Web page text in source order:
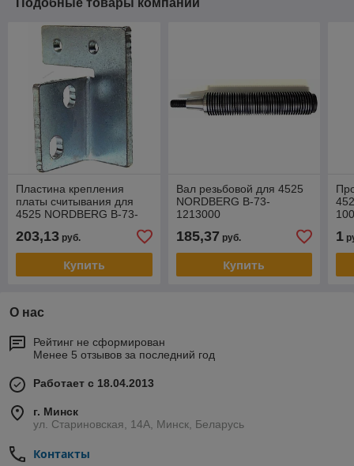
Пластина крепления
платы считывания для
4525 NORDBERG B-73-
203,13 руб.
Купить
Вал резьбовой для 4525
NORDBERG B-73-
1213000
185,37 руб.
Купить
1
О нас
Рейтинг не сформирован
Менее 5 отзывов за последний год
Работает с 18.04.2013
г. Минск
ул. Стариновская, 14А, Минск, Беларусь
Контакты